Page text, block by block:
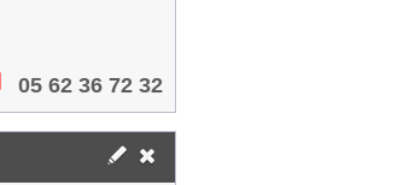
05 62 36 72 32